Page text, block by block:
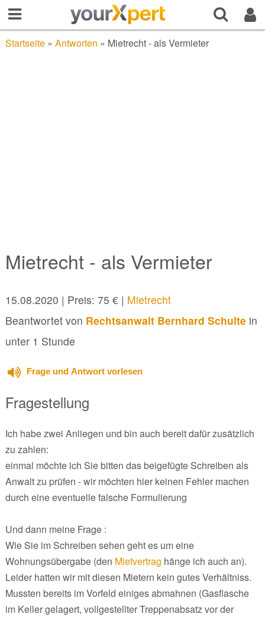
Startseite» Antworten » Mietrecht - als Vermieter
Mietrecht - als Vermieter
15.08.2020 | Preis: 75 € | Mietrecht
Beantwortet von Rechtsanwalt Bernhard Schultein
unter 1 Stunde
Frage und Antwort vorlesen
Fragestellung
Ich habe zwei Anliegen und bin auch bereit dafür zusätzlich
zu zahlen:
einmal möchte ich Sie bitten das beigefügte Schreiben als
Anwalt zu prüfen - wir möchten hier keinen Fehler machen
durch eine eventuelle falsche Formulierung
Und dann meine Frage :
Wie Sie im Schreiben sehen geht es um eine
Wohnungsübergabe (den Mietvertrag hänge ich auch an).
Leider hatten wir mit diesen Mietern kein gutes Verhältniss.
Mussten bereits im Vorfeld einiges abmahnen (Gasflasche
im Keller gelagert, vollgestellter Treppenabsatz vor der